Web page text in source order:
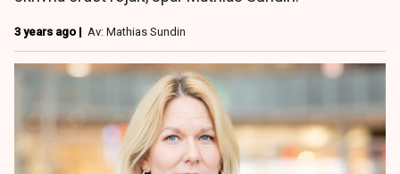
3 years ago | Av: Mathias Sundin